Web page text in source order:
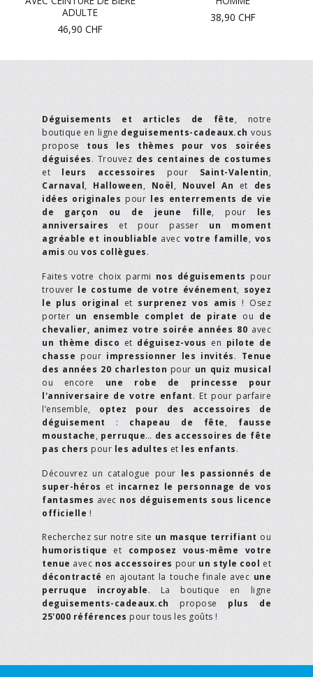
ADULTE
46,90 CHF
38,90 CHF
Déguisements et articles de fête, notre
boutique en ligne deguisements-cadeaux.ch vous
propose tous les thèmes pour vos soirées
déguisées. Trouvez des centaines de costumes
et leurs accessoires pour Saint-Valentin,
Carnaval, Halloween, Noël, Nouvel An et des
idées originales pour les enterrements de vie
de garçon ou de jeune fille, pour les
anniversaires et pour passer un moment
agréable et inoubliable avec votre famille, vos
amis ou vos collègues.
Faites votre choix parmi nos déguisements pour
trouver le costume de votre événement, soyez
le plus original et surprenez vos amis ! Osez
porter un ensemble complet de pirate ou de
chevalier, animez votre soirée années 80 avec
un thème disco et déguisez-vous en pilote de
chasse pour impressionner les invités. Tenue
des années 20 charleston pour un quiz musical
ou encore une robe de princesse pour
l'anniversaire de votre enfant. Et pour parfaire
l’ensemble, optez pour des accessoires de
déguisement : chapeau de fête, fausse
moustache, perruque… des accessoires de fête
pas chers pour les adultes et les enfants.
Découvrez un catalogue pour les passionnés de
super-héros et incarnez le personnage de vos
fantasmes avec nos déguisements sous licence
officielle !
Recherchez sur notre site un masque terrifiant ou
humoristique et composez vous-même votre
tenue avec nos accessoires pour un style cool et
décontracté en ajoutant la touche finale avec une
perruque incroyable. La boutique en ligne
deguisements-cadeaux.ch propose plus de
25'000 références pour tous les goûts !